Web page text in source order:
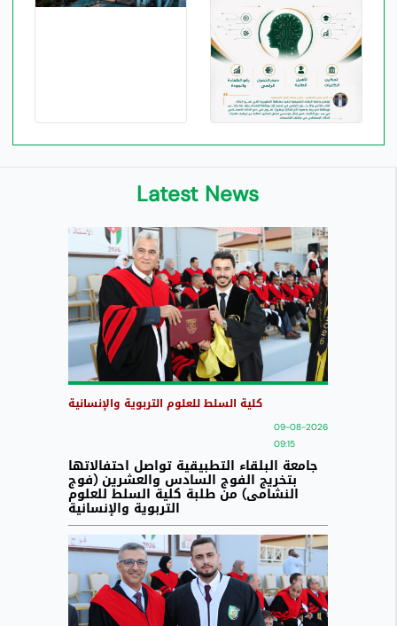
Latest News
كلية السلط للعلوم التربوية والإنسانية
09-08-2026
09:15
جامعة البلقاء التطبيقية تواصل احتفالاتها
بتخريج الفوج السادس والعشرين (فوج
النشامى) من طلبة كلية السلط للعلوم
التربوية والإنسانية